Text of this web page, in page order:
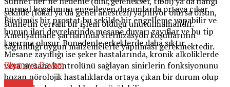
normal boşalımını engelleyen durumlarda ortaya çıkar.
Büyümüş bir prostat bu şekilde bir engelleme yapabilir ve
bunun ileri devrelerinde mesane duvarı zayıflar ve bu tip
kaçırma oluşur. Bunedenle erkeklerde daha sıktır.
Mesane zayıflığı ise şeker hastalarında, kronik alkoliklerde
veya mesane kontrolünü sağlayan sinirlerin fonksiyonunu
bozan nörolojik hastalıklarda ortaya çıkan bir durum olup
şekilde (lokal ya da genel anestezi) yapılıyor olursa olsun,
sünnetin cerrahi bir işlem olduğu unutulmamalıdır.
Ameliyathane şartlarında sterilizasyon koşullarının
sağlandığı uygun malzemelerle yapılması gerekmektedir.
Okumaya Devam